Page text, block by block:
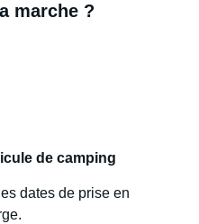
marche ?
de camping
dates de prise en